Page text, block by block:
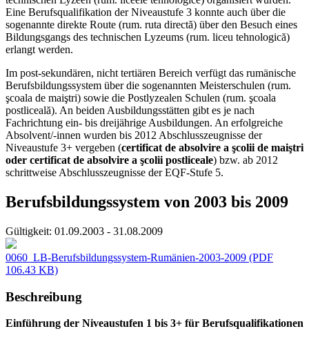
Eine Berufsqualifikation der Niveaustufe 3 konnte auch über die
sogenannte direkte Route (rum. ruta directă) über den Besuch eines
Bildungsgangs des technischen Lyzeums (rum. liceu tehnologică)
erlangt werden.
Im post-sekundären, nicht tertiären Bereich verfügt das rumänische
Berufsbildungssystem über die sogenannten Meisterschulen (rum.
şcoala de maiştri) sowie die Postlyzealen Schulen (rum. şcoala
postliceală). An beiden Ausbildungsstätten gibt es je nach
Fachrichtung ein- bis dreijährige Ausbildungen. An erfolgreiche
Absolvent/-innen wurden bis 2012 Abschlusszeugnisse der
Niveaustufe 3+ vergeben (certificat de absolvire a şcolii de maiştri
oder certificat de absolvire a şcolii postliceale) bzw. ab 2012
schrittweise Abschlusszeugnisse der EQF-Stufe 5.
Berufsbildungssystem von 2003 bis 2009
Gültigkeit: 01.09.2003 - 31.08.2009
0060_LB-Berufsbildungssystem-Rumänien-2003-2009 (PDF
106.43 KB)
Beschreibung
Einführung der Niveaustufen 1 bis 3+ für Berufsqualifikationen